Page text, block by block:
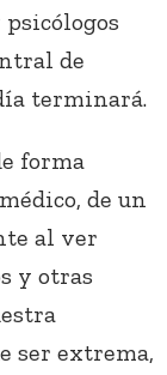
de
terminará.
forma
de un
al ver
y otras
ser extrema,